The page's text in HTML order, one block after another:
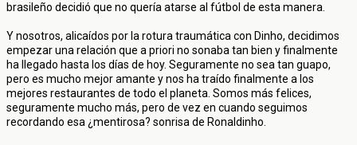
brasileño decidió que no quería atarse al fútbol de esta manera.
Y nosotros, alicaídos por la rotura traumática con Dinho, decidimos
empezar una relación que a priori no sonaba tan bien y finalmente
ha llegado hasta los días de hoy. Seguramente no sea tan guapo,
pero es mucho mejor amante y nos ha traído finalmente a los
mejores restaurantes de todo el planeta. Somos más felices,
seguramente mucho más, pero de vez en cuando seguimos
recordando esa ¿mentirosa? sonrisa de Ronaldinho.